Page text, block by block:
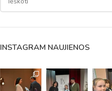
INSTAGRAM NAUJIENOS